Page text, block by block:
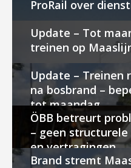
ProRail over
Update – Tot
treinen op
Update – Treinen
na bosbrand –
tot maandag
ÖBB betreurt
– geen
en vertragingen
Brand stremt